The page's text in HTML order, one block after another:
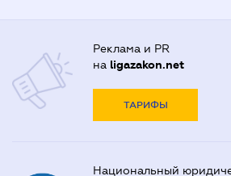
Реклама и PR
на ligazakon.net
ТАРИФЫ
Национальный